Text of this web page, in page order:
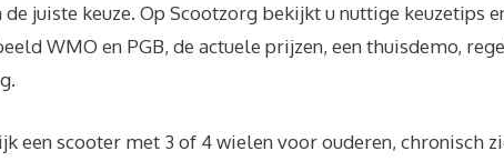
juiste keuze. Op Scootzorg bekijkt u nuttige keuzetips
WMO en PGB, de actuele prijzen, een thuisdemo,
een scooter met 3 of 4 wielen voor ouderen, chronisch